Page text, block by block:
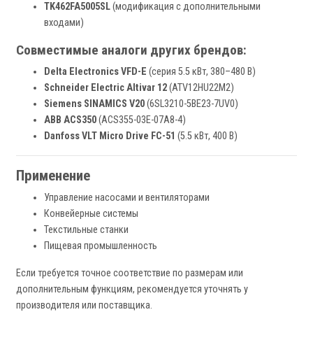
TK462FA5005SL(модификация с дополнительными
входами)
Совместимые аналоги других брендов:
Delta Electronics VFD-E (серия 5.5 кВт, 380–480 В)
Schneider Electric Altivar 12(ATV12HU22M2)
Siemens SINAMICS V20(6SL3210-5BE23-7UV0)
ABB ACS350(ACS355-03E-07A8-4)
Danfoss VLT Micro Drive FC-51 (5.5 кВт, 400 В)
Применение
Управление насосами и вентиляторами
Конвейерные системы
Текстильные станки
Пищевая промышленность
Если требуется точное соответствие по размерам или
дополнительным функциям, рекомендуется уточнять у
производителя или поставщика.